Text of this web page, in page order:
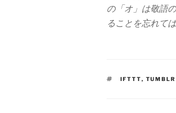
の「オ」は敬語
ることを忘れて
TAGS
IFTTT, TUMBLR